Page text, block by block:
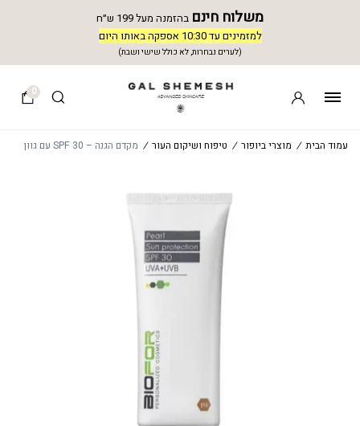
משלוח חינם בהזמנה מעל 199 ש״ח
למזמינים עד 10:30 אספקה באותו היום
(לערים נבחרות, לא כולל שישי ושבת)
0
עמוד הבית / מוצרי ביופור / טיפוח ושיקום העור / מקדם הגנה – SPF 30 עם גוון